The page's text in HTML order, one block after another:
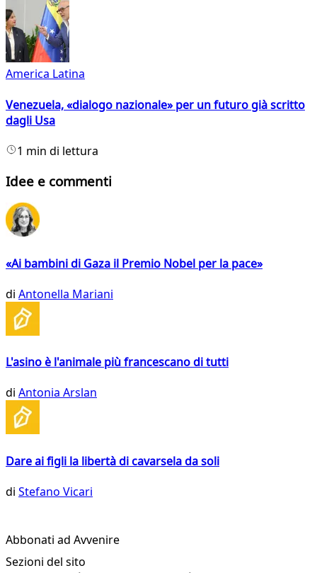
America Latina
Venezuela, «dialogo nazionale» per un futuro già scritto
dagli Usa
1 min di lettura
Idee e commenti
«Ai bambini di Gaza il Premio Nobel per la pace»
di Antonella Mariani
L'asino è l'animale più francescano di tutti
di Antonia Arslan
Dare ai figli la libertà di cavarsela da soli
di Stefano Vicari
Abbonati ad Avvenire
Sezioni del sito